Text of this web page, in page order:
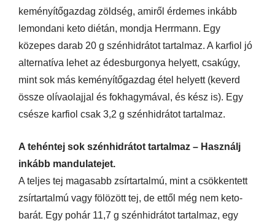
keményítőgazdag zöldség, amiről érdemes inkább
lemondani keto diétán, mondja Herrmann. Egy
közepes darab 20 g szénhidrátot tartalmaz. A karfiol jó
alternatíva lehet az édesburgonya helyett, csakúgy,
mint sok más keményítőgazdag étel helyett (keverd
össze olívaolajjal és fokhagymával, és kész is). Egy
csésze karfiol csak 3,2 g szénhidrátot tartalmaz.
A tehéntej sok szénhidrátot tartalmaz – Használj
inkább mandulatejet.
A teljes tej magasabb zsírtartalmú, mint a csökkentett
zsírtartalmú vagy fölözött tej, de ettől még nem keto-
barát. Egy pohár 11,7 g szénhidrátot tartalmaz, egy